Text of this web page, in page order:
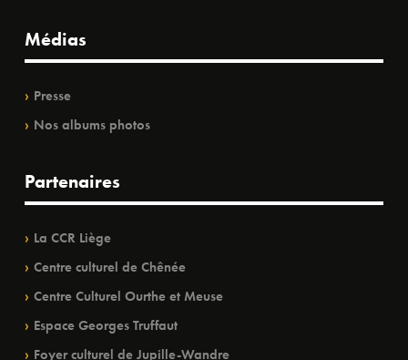
Médias
Presse
Nos albums photos
Partenaires
La CCR Liège
Centre culturel de Chênée
Centre Culturel Ourthe et Meuse
Espace Georges Truffaut
Foyer culturel de Jupille-Wandre